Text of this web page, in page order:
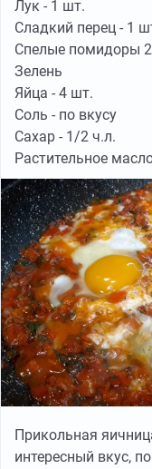
Лук - 1 шт.
Сладкий перец - 1
Спелые помидоры
Зелень
Яйца - 4 шт.
Соль - по вкусу
Сахар - 1/2 ч.л.
Растительное
Прикольная
интересный вкус,